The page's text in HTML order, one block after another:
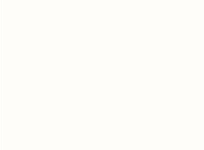
€.
29.99 €.